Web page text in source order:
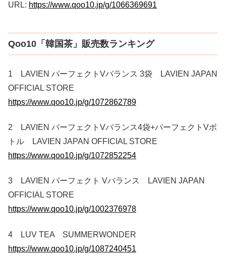
URL: https://www.qoo10.jp/g/1066369691
Qoo10「韓国茶」販売数ランキング
1 LAVIEN パーフェクトVバランス 3袋 LAVIEN JAPAN
OFFICIAL STORE
https://www.qoo10.jp/g/1072862789
2 LAVIEN パーフェクトVバランス4袋+パーフェクトVボ
トル LAVIEN JAPAN OFFICIAL STORE
https://www.qoo10.jp/g/1072852254
3 LAVIEN パーフェクト Vバランス LAVIEN JAPAN
OFFICIAL STORE
https://www.qoo10.jp/g/1002376978
4 LUV TEA SUMMERWONDER
https://www.qoo10.jp/g/1087240451